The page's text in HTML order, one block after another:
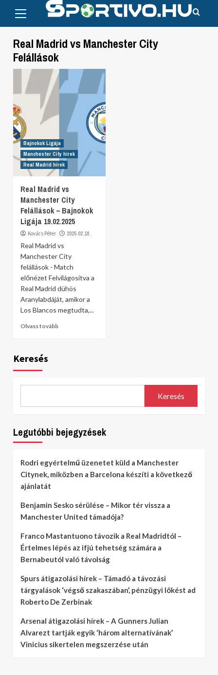
content
Menu
Real Madrid vs Manchester City
Felállások
Bajnokok Ligája
Manchester City hírek
Real Madrid hírek
Real Madrid vs
Manchester City
Felállások – Bajnokok
Ligája 19.02.2025
Kovács Péter 2025.02.18.
Real Madrid vs
Manchester City
felállások - Match
előnézet Felvilágosítva a
Real Madrid dühös
Aranylabdáját, amikor a
Los Blancos megtudta,...
Olvass tovább
Keresés
Keresés
Legutóbbi bejegyzések
Rodri egyértelmű üzenetet küld a Manchester
Citynek, miközben a Barcelona készíti a következő
ajánlatát
Benjamin Sesko sérülése – Mikor tér vissza a
Manchester United támadója?
Franco Mastantuono távozik a Real Madridtól –
Értelmes lépés az ifjú tehetség számára a
Bernabeutól való távolság
Spurs átigazolási hírek – Támadó a távozási
tárgyalások ‘végső szakaszában’, pénzügyi lökést ad
Roberto De Zerbinak
Arsenal átigazolási hírek – A Gunners Julian
Alvarezt tartják egyik ‘három alternatívának’
Vinicius sikertelen megszerzése után